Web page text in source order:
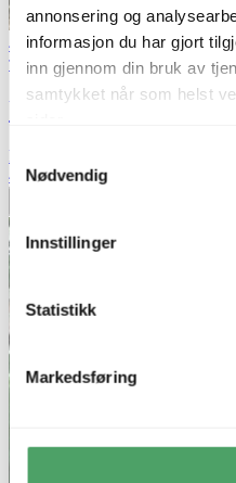
annonsering og
informasjon du har gjort
inn gjennom din bruk av
samtykket når som helst
Samtykkevalg
Nødvendig
Innstillinger
Statistikk
Markedsføring
40% ved kjøp av 2 eller flere
Trio Lighting
Ubangi utelampe
kr 1 999,-
40%